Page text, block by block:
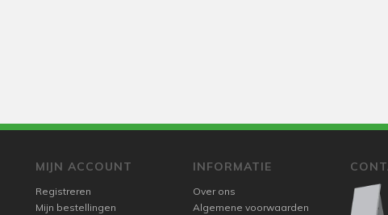
MIJN ACCOUNT
Registreren
Mijn bestellingen
INFORMATIE
Over ons
Algemene voorwaarden